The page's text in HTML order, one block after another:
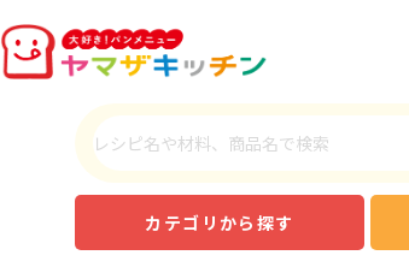
カテゴリから探す